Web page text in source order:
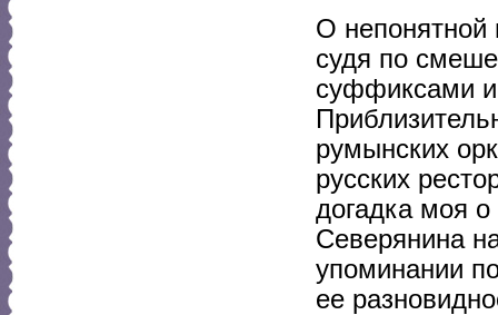
О непонятной
судя по
суффиксами и
румынских
русских
догадка моя
Северянина
упоминании
ее